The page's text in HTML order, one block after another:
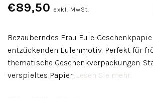
€89,50 exkl. MwSt.
Bezauberndes Frau Eule-
entzückenden Eulenmotiv. Perfekt für
thematische Geschenkverpackungen.
verspieltes Papier. Lesen Sie mehr..